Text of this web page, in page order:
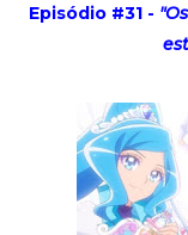
Episódio #31 -